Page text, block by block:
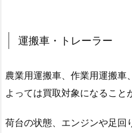
運搬車・トレーラー
農業用運搬車、作業用運搬車
よっては買取対象になること
荷台の状態、エンジンや足回